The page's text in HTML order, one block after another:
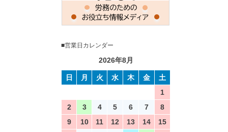
■営業日カレンダー
2026年8月
日 月 火 水 木 金
土
1
2
3 4 5 6 7
8
9
10 11 12 13 14
15